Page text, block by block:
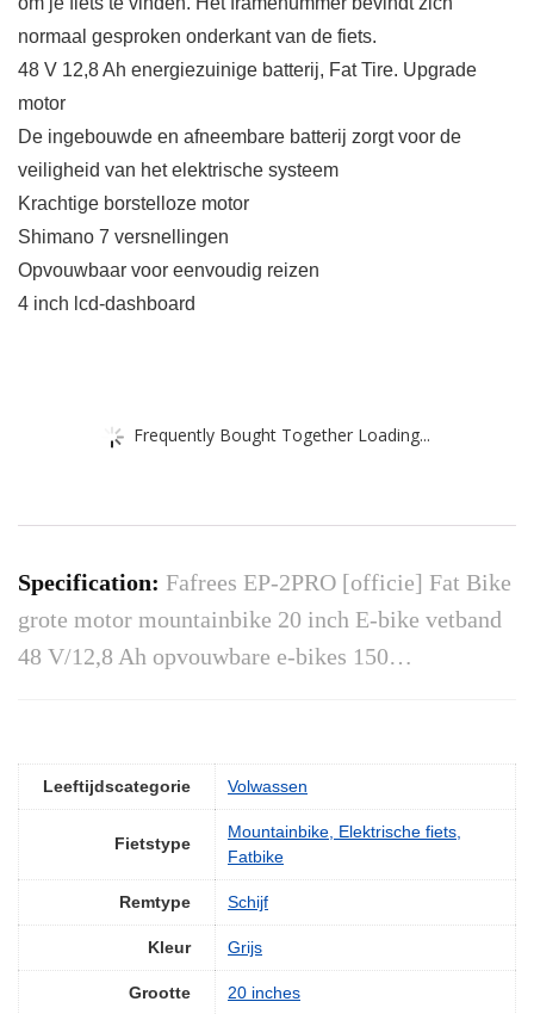
normaal gesproken onderkant van de fiets.
48 V 12,8 Ah energiezuinige batterij, Fat Tire. Upgrade
motor
De ingebouwde en afneembare batterij zorgt voor de
veiligheid van het elektrische systeem
Krachtige borstelloze motor
Shimano 7 versnellingen
Opvouwbaar voor eenvoudig reizen
4 inch lcd-dashboard
Frequently Bought Together Loading...
Specification: Fafrees EP-2PRO [officie] Fat Bike
grote motor mountainbike 20 inch E-bike vetband
48 V/12,8 Ah opvouwbare e-bikes 150…
Leeftijdscategorie ‎Volwassen
Fietstype
‎Mountainbike, Elektrische fiets,
Fatbike
Remtype ‎Schijf
Kleur ‎Grijs
Grootte ‎20 inches